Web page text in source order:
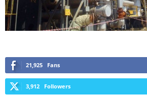
21,925 Fans
3,912 Followers